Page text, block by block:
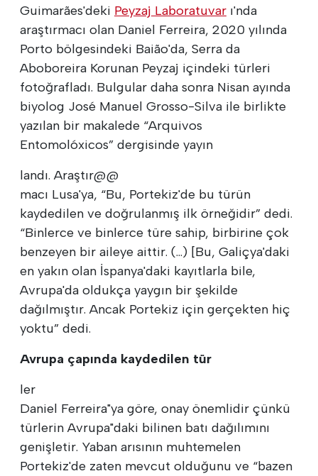
Guimarães'deki Peyzaj Laboratuvar ı'nda
araştırmacı olan Daniel Ferreira, 2020 yılında
Porto bölgesindeki Baião'da, Serra da
Aboboreira Korunan Peyzaj içindeki türleri
fotoğrafladı. Bulgular daha sonra Nisan ayında
biyolog José Manuel Grosso-Silva ile birlikte
yazılan bir makalede “Arquivos
Entomolóxicos” dergisinde yayın
landı. Araştır@@
macı Lusa'ya, “Bu, Portekiz'de bu türün
kaydedilen ve doğrulanmış ilk örneğidir” dedi.
“Binlerce ve binlerce türe sahip, birbirine çok
benzeyen bir aileye aittir. (...) [Bu, Galiçya'daki
en yakın olan İspanya'daki kayıtlarla bile,
Avrupa'da oldukça yaygın bir şekilde
dağılmıştır. Ancak Portekiz için gerçekten hiç
yoktu” dedi.
Avrupa çapında kaydedilen tür
ler
Daniel Ferreira"ya göre, onay önemlidir çünkü
türlerin Avrupa"daki bilinen batı dağılımını
genişletir. Yaban arısının muhtemelen
Portekiz'de zaten mevcut olduğunu ve “bazen